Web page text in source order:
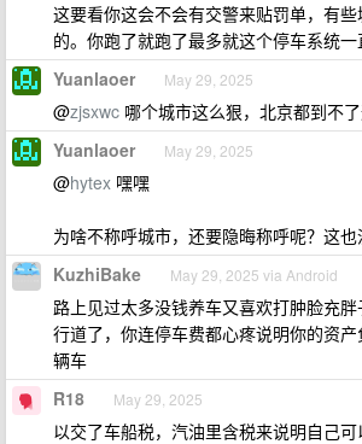
这要看你这会不会有交警来贴罚单，有
的。你跑了就跑了最多就这个停车系统一
Yuanlaoer May 29, 2025
@zjsxwc 哪个城市这么狠，北京都到不
Yuanlaoer May 29, 2025
@hytex 嘿嘿
为啥不称呼城市，还要隐晦称呼呢？这
KuzhiBake May 29, 2025 via Android
路上见过太多没钱养车又喜欢打肿脸充
行道了，你连停车费都心疼说明你的资
辆车
R18 May 29, 2025
以交了车船税，汽油里含税来说明自己